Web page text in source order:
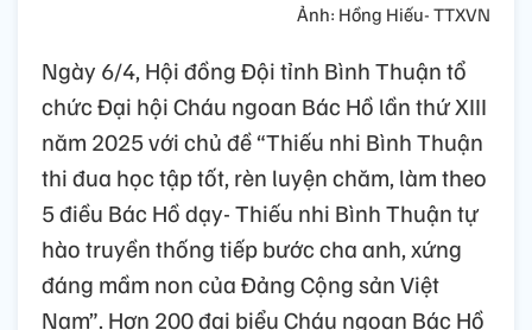
Ảnh: Hồng Hiếu- TTXVN
Ngày 6/4, Hội đồng Đội tỉnh Bình Thuận tổ
chức Đại hội Cháu ngoan Bác Hồ lần thứ XIII
năm 2025 với chủ đề “Thiếu nhi Bình Thuận
thi đua học tập tốt, rèn luyện chăm, làm theo
5 điều Bác Hồ dạy- Thiếu nhi Bình Thuận tự
hào truyền thống tiếp bước cha anh, xứng
đáng mầm non của Đảng Cộng sản Việt
Nam”. Hơn 200 đại biểu Cháu ngoan Bác Hồ